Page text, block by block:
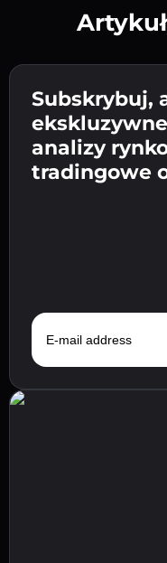
Wpisz adres
kroku.
Potwierdź swoją
ostatniego kroku.
Wyślij depozyt
walutę fiat w
Subskrybuj,
analizy
tradingowe
E-mail address